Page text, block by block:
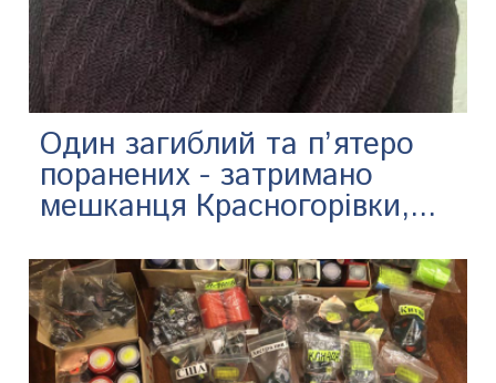
Один загиблий та п’ятеро
поранених - затримано
мешканця Красногорівки,...